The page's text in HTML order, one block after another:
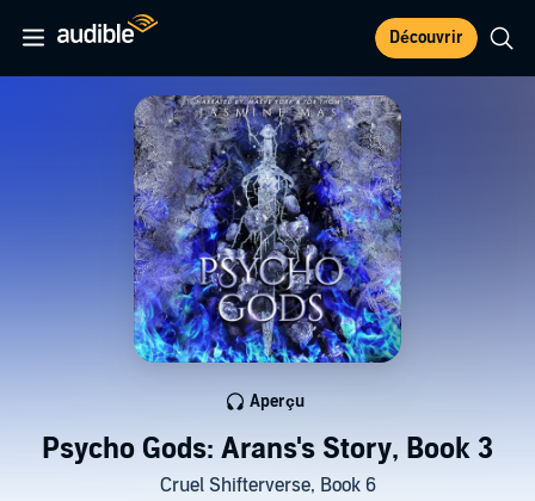
Découvrir
Psycho Gods: Arans's Story, Book 3
Cruel Shifterverse, Book 6
Aperçu